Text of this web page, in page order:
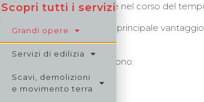
presso piegato , mantiene nel corso del
La leggerezza è proprio il principale
edile.
Altri importanti vantaggi sono:
resistenza al gelo
Scopri tutti i servizi
Grandi opere
Servizi di edilizia
Scavi, demolizioni
e movimento terra